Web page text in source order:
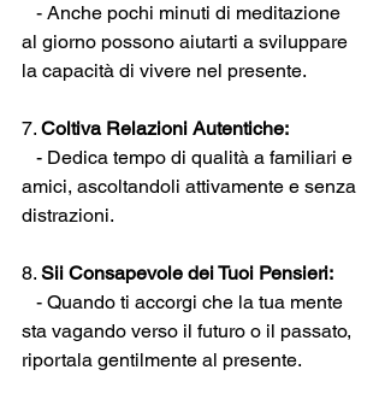
- Anche pochi minuti di meditazione
al giorno possono aiutarti a sviluppare
la capacità di vivere nel presente.
7. Coltiva Relazioni Autentiche:
- Dedica tempo di qualità a familiari e
amici, ascoltandoli attivamente e senza
distrazioni.
8. Sii Consapevole dei Tuoi Pensieri:
- Quando ti accorgi che la tua mente
sta vagando verso il futuro o il passato,
riportala gentilmente al presente.